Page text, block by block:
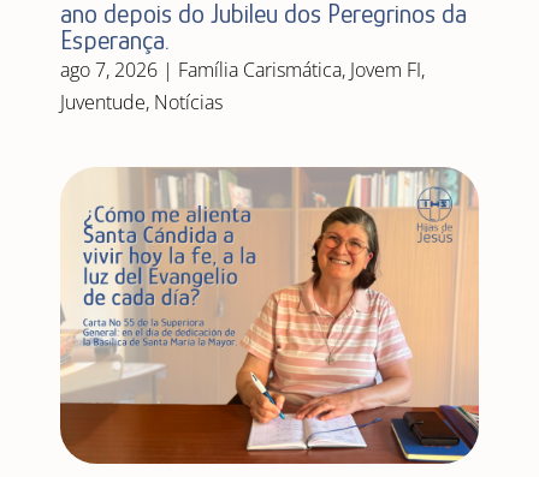
ano depois do Jubileu dos Peregrinos da
Esperança.
ago 7, 2026| Família Carismática, Jovem FI,
Juventude, Notícias